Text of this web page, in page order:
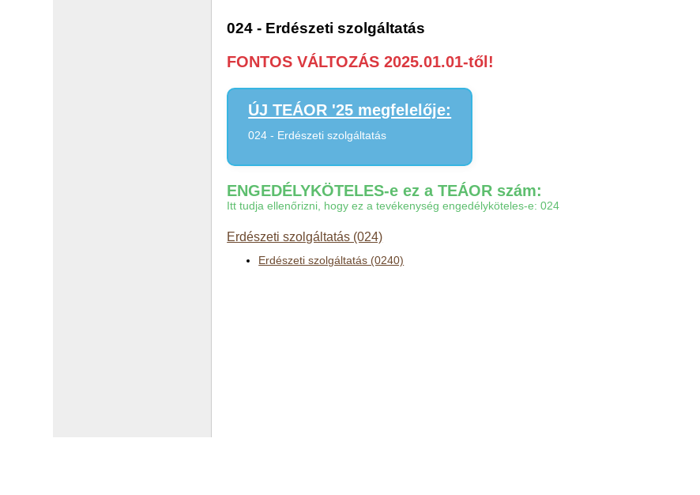
024 - Erdészeti szolgáltatás
FONTOS VÁLTOZÁS 2025.01.01-től!
ÚJ TEÁOR '25 megfelelője:
024 - Erdészeti szolgáltatás
ENGEDÉLYKÖTELES-e ez a TEÁOR szám:
Itt tudja ellenőrizni, hogy ez a tevékenység engedélyköteles-e: 024
Erdészeti szolgáltatás (024)
Erdészeti szolgáltatás (0240)